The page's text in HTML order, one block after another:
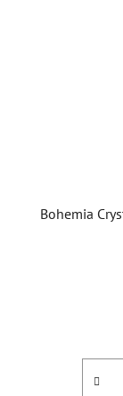
Bohemia